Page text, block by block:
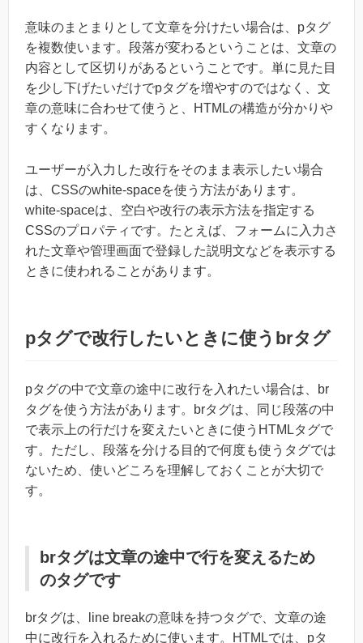
意味のまとまりとして文章を分けたい場合は、pタグ
を複数使います。段落が変わるということは、文章の
内容として区切りがあるということです。単に見た目
を少し下げたいだけでpタグを増やすのではなく、文
章の意味に合わせて使うと、HTMLの構造が分かりや
すくなります。
ユーザーが入力した改行をそのまま表示したい場合
は、CSSのwhite-spaceを使う方法があります。
white-spaceは、空白や改行の表示方法を指定する
CSSのプロパティです。たとえば、フォームに入力さ
れた文章や管理画面で登録した説明文などを表示する
ときに使われることがあります。
pタグで改行したいときに使うbrタグ
pタグの中で文章の途中に改行を入れたい場合は、br
タグを使う方法があります。brタグは、同じ段落の中
で表示上の行だけを変えたいときに使うHTMLタグで
す。ただし、段落を分ける目的で何度も使うタグでは
ないため、使いどころを理解しておくことが大切で
す。
brタグは文章の途中で行を変えるため
のタグです
brタグは、line breakの意味を持つタグで、文章の途
中に改行を入れるために使います。HTMLでは、pタ